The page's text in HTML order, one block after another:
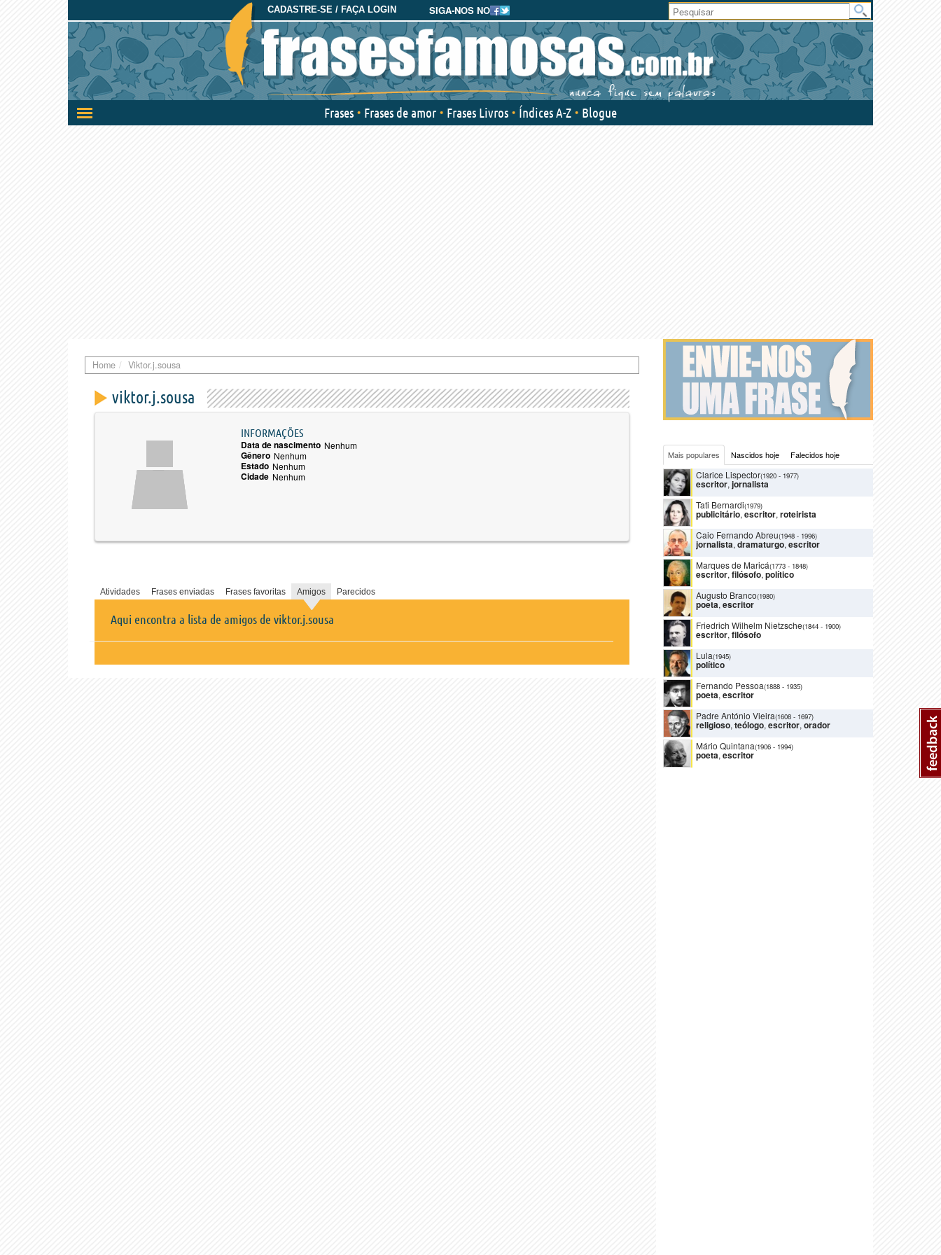
SIGA-NOS NO
CADASTRE-SE / FAÇA LOGIN
Ativar/desativar
a
Área
do
Usuário
Frases Frases de amor Frases Livros Índices A-Z Blogue
Home Viktor.j.sousa
viktor.j.sousa
INFORMAÇÕES
Data de nascimento Nenhum
Gênero Nenhum
Estado Nenhum
Cidade Nenhum
Atividades Frases enviadas Frases favoritas Amigos Parecidos
Aqui encontra a lista de amigos de viktor.j.sousa
Mais populares Nascidos hoje Falecidos hoje
Clarice Lispector(1920 - 1977)
escritor, jornalista
Tati Bernardi(1979)
publicitário, escritor, roteirista
Caio Fernando Abreu(1948 - 1996)
jornalista, dramaturgo, escritor
Marques de Maricá(1773 - 1848)
escritor, filósofo, político
Augusto Branco(1980)
poeta, escritor
Friedrich Wilhelm Nietzsche(1844 - 1900)
escritor, filósofo
Lula(1945)
político
Fernando Pessoa(1888 - 1935)
poeta, escritor
Padre António Vieira(1608 - 1697)
religioso, teólogo, escritor, orador
Mário Quintana(1906 - 1994)
poeta, escritor